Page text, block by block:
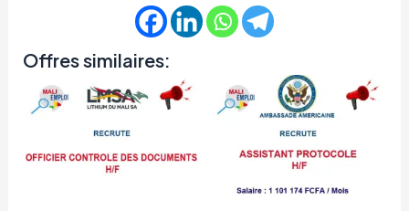
Offres similaires: